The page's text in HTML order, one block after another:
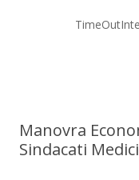
Time Out
il tempo e la memoria
Manovra
Sindacati